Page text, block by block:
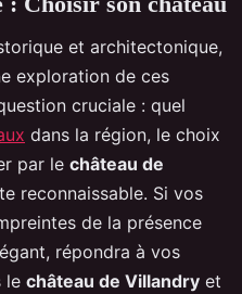
et architectonique,
exploration de ces
cruciale : quel
dans la région, le choix
par le château de
reconnaissable. Si vos
de la présence
répondra à vos
le château de Villandry et